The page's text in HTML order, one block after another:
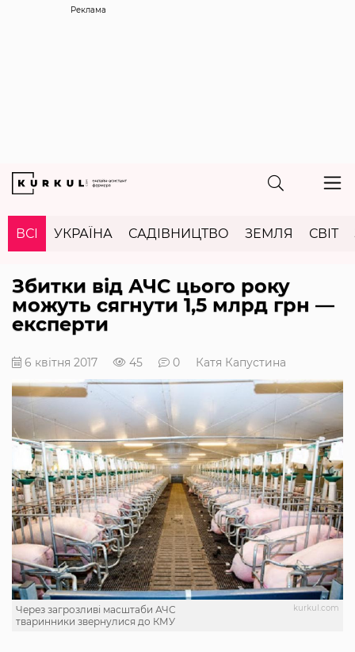
Реклама
ВСІ УКРАЇНА САДІВНИЦТВО ЗЕМЛЯ СВІТ
Збитки від АЧС цього року
можуть сягнути 1,5 млрд грн —
експерти
6 квітня 2017 45 0 Катя Капустина
kurkul.com
Через загрозливі масштаби АЧС
тваринники звернулися до КМУ